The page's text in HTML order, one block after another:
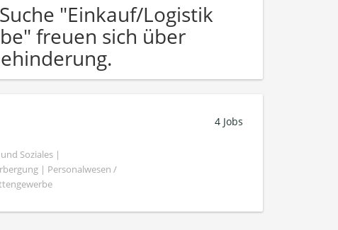
"Einkauf/Logistik
freuen sich über
Soziales |
| Personalwesen /
4 Jobs